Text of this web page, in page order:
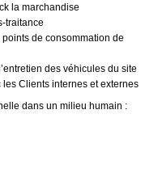
la marchandise
traitance
de consommation de
des véhicules du site
Clients internes et externes
dans un milieu humain :